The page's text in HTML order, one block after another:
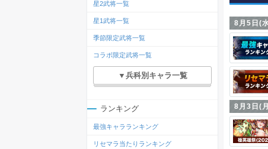
8月5日(
8月3日(
星2武将一覧
星1武将一覧
季節限定武将一覧
コラボ限定武将一覧
▼兵科別キャラ一覧
ランキング
最強キャラランキング
リセマラ当たりランキング